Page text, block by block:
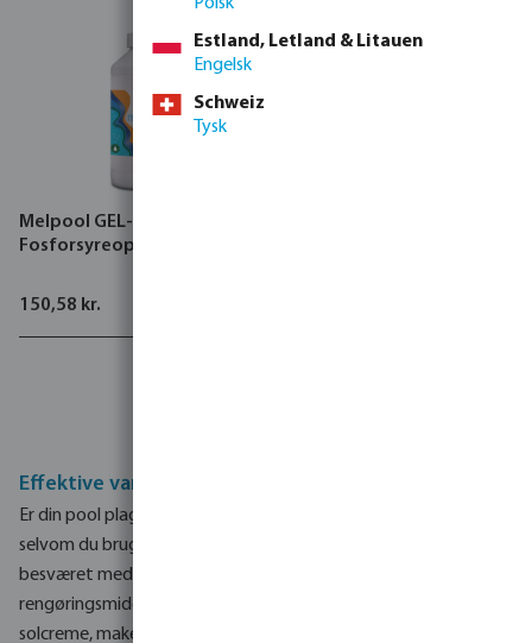
Melpool GEL-A
Fosforsyreopløsning
150,58 kr.
Effektive vandlinjerensere og filterrenseløsninger
Er din pool plaget af snavsaflejringer på vægge og vandlinje,
selvom du bruger vandbehandlingsprodukter? Sig farvel til
besværet med Acid Water Line Cleaner, et specialformuleret
rengøringsmiddel, der fjerner organiske forureninger som
solcreme, make-up og hudolier samt uorganiske aflejringer som
Estland, Letland & Litauen
Engelsk
Schweiz
Tysk